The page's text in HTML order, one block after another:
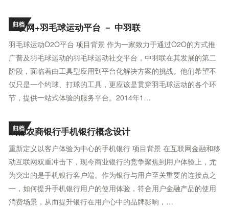
归档
互联网+羽毛球运动平台 － 中羽联
羽毛球运动O2O平台 项目背景 作为一家致力于通过O2O的方式推
广普及羽毛球运动的羽毛球运动社交平台，中羽联在其发展的第二
阶段，面临着由工具型应用到平台化解决方案的挑战。他们希望不
仅只是一个约球、打球的工具，更应该是贯穿羽毛球运动的各个环
节，提供一站式体验的服务平台。2014年1…
归档
成都农商银行手机银行概念设计
重新定义以客户体验为中心的手机银行 项目背景 在互联网金融和移
动互联网双重冲击下，现今商业银行的竞争聚焦到用户体验上，尤
为突出的是手机银行客户端。作为银行与用户至关重要的连接点之
一，如何提升手机银行用户的使用体验，符合用户金融产品的使用
消费场景，从而提升银行在用户心中的品牌影响，…